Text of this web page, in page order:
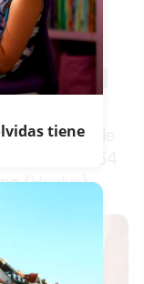
- 17:46
Copy
Link
noticias de
hombre de 54
(Huelva).
tiene